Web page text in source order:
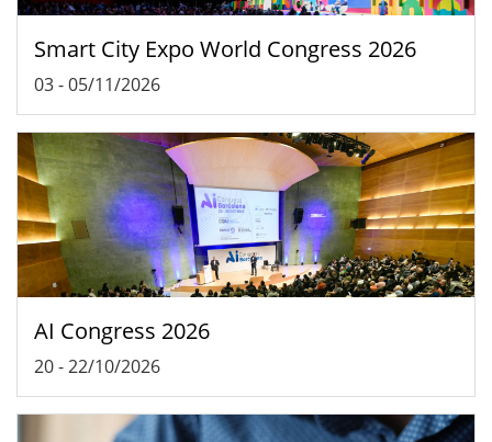
Smart City Expo World Congress 2026
03-05/11/2026
AI Congress 2026
20-22/10/2026